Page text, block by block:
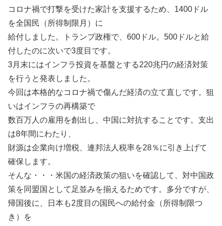
コロナ禍で打撃を受けた家計を支援するため、1400ドル
を全国民（所得制限月）に
給付しました。トランプ政権で、600ドル。500ドルと給
付したのに次いで3度目です。
3月末にはインフラ投資を基盤とする220兆円の経済対策
を行うと発表しました。
今回は本格的なコロナ禍で傷んだ経済の立て直しです。狙
いはインフラの再構築で
数百万人の雇用を創出し、中国に対抗することです。支出
は8年間にわたり、
財源は企業向け増税、連邦法人税率を28％に引き上げて
確保します。
そんな・・・米国の経済政策の狙いを確認して、対中国政
策を同盟国として足並みを揃えるためです。多分ですが、
帰国後に、日本も2度目の国民への給付金（所得制限つ
き）を